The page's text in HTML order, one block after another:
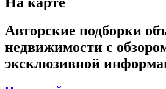
Авторские подборки
недвижимости с
эксклюзивной